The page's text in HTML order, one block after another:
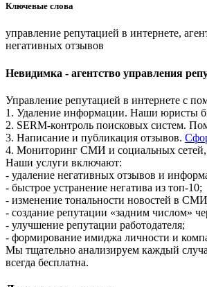
Ключевые слова
управление репутацией в интернете,
негативных отзывов
Невидимка - агентство управления
Управление репутацией в интернете с
1. Удаление информации. Наши юристы
2. SERM-контроль поисковых систем.
3. Написание и публикация отзывов.
4. Мониторинг СМИ и социальных сетей,
Наши услуги включают:
- удаление негативных отзывов и
- быстрое устранение негатива из топ-10;
- изменение тональности новостей в
- создание репутации «задним числом»
- улучшение репутации работодателя;
- формирование имиджа личности и
Мы тщательно анализируем каждый
всегда бесплатна.